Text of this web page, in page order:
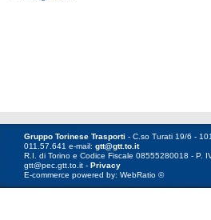
Gruppo Torinese Trasporti - C.so Turati 19/6 -
011.57.641 e-mail:gtt@gtt.to.it
R.I. di Torino e Codice Fiscale 08555280018 - P.
gtt@pec.gtt.to.it -Privacy
E-commerce powered by: WebRatio ©